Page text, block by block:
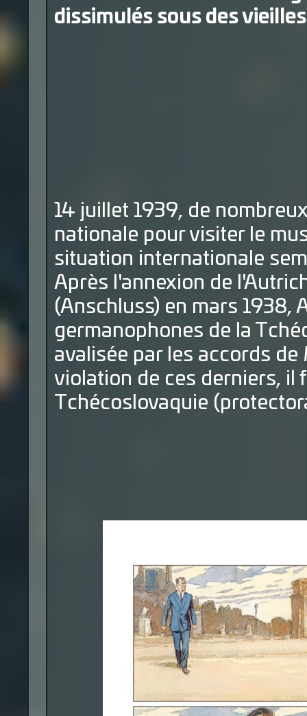
dissimulés sous des
14 juillet 1939, de
nationale pour visiter le
situation internationale
Après l'annexion de
(Anschluss) en mars 1938,
germanophones de la
avalisée par les accords
violation de ces derniers, il
Tchécoslovaquie